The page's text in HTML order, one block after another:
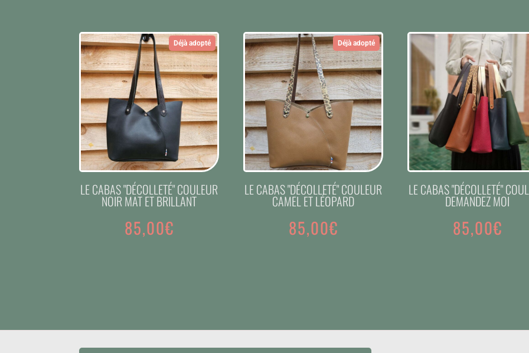
Déjà adopté
LE CABAS "DÉCOLLETÉ" COULEUR
NOIR MAT ET BRILLANT
85,00€
Déjà adopté
LE CABAS "DÉCOLLETÉ" COULEUR
CAMEL ET LÉOPARD
85,00€
LE CABAS "DÉCOLLETÉ"
DEMANDEZ MOI
85,00€